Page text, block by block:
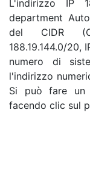
L'indirizzo IP
department
del CIDR
188.19.144.0/20,
numero di
l'indirizzo
Si può fare un
facendo clic sul